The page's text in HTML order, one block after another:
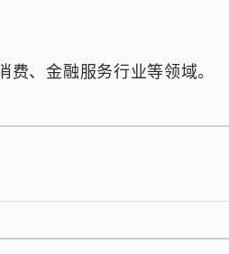
、金融服务行业等领域。